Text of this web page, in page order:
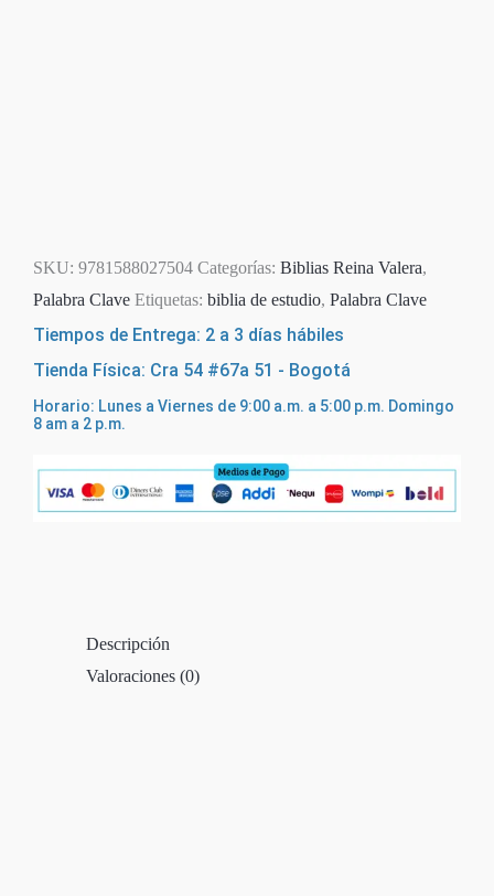
SKU: 9781588027504 Categorías: Biblias Reina Valera,
Palabra Clave Etiquetas: biblia de estudio, Palabra Clave
Tiempos de Entrega: 2 a 3 días hábiles
Tienda Física: Cra 54 #67a 51 - Bogotá
Horario: Lunes a Viernes de 9:00 a.m. a 5:00 p.m. Domingo
8 am a 2 p.m.
Descripción
Valoraciones (0)